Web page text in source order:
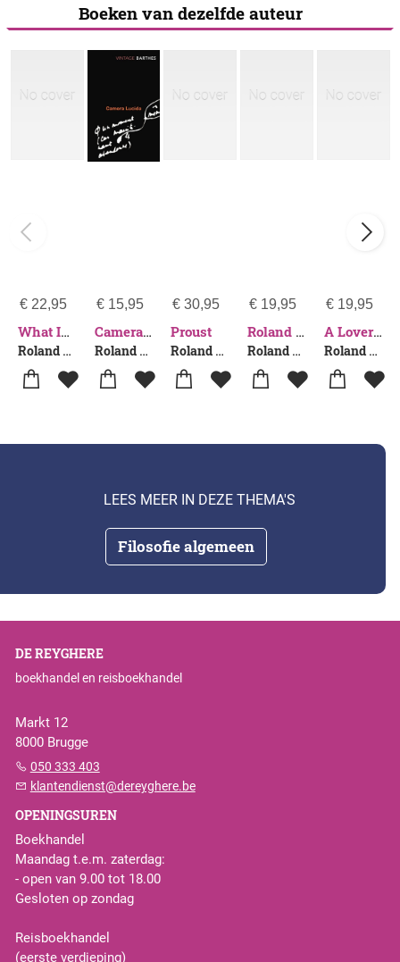
Boeken van dezelfde auteur
€22,95
What Is Sport?
Roland Barthes
€15,95
Camera Lucida
Roland Barthes
€ 30,95
Proust
Roland Barthes
€ 19,95
Roland Barthes by Roland Barthes
Roland Barthes
€19,95
A Lover's Discourse
Roland Barthes
Filosofie algemeen
LEES MEER IN DEZE THEMA'S
DE REYGHERE
boekhandel en reisboekhandel
Markt 12
8000 Brugge
050 333 403
klantendienst@dereyghere.be
OPENINGSUREN
Boekhandel
Maandag t.e.m. zaterdag:
- open van 9.00 tot 18.00
Gesloten op zondag
Reisboekhandel
(eerste verdieping)